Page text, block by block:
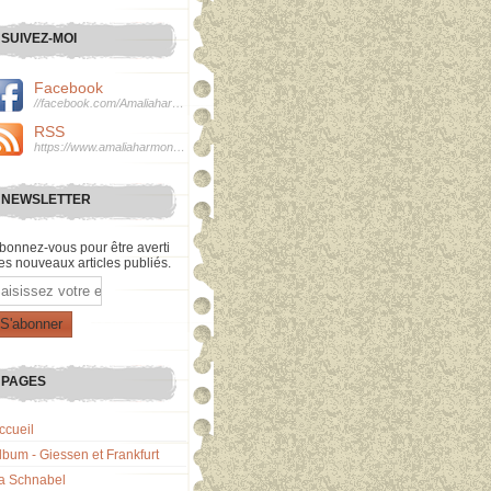
SUIVEZ-MOI
Facebook
RSS
NEWSLETTER
vous pour être averti
nouveaux articles publiés.
PAGES
- Giessen et Frankfurt
Schnabel